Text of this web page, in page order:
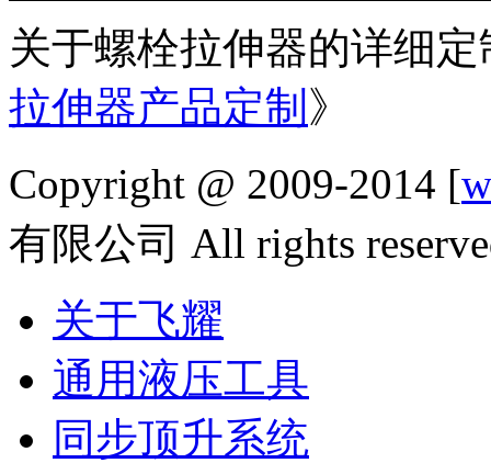
关于螺栓拉伸器的详细
拉伸器产品定制 》
Copyright @ 2009-2014 [
有限公司 All rights
关于飞耀
通用液压工具
同步顶升系统